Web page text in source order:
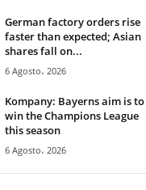
German factory orders rise
faster than expected; Asian
shares fall on...
6 Agosto، 2026
Kompany: Bayerns aim is to
win the Champions League
this season
6 Agosto، 2026